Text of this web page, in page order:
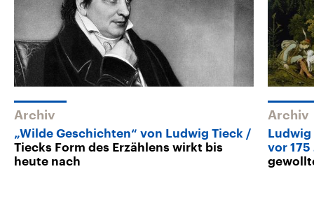
Archiv
„Wilde Geschichten“ von Ludwig Tieck
Tiecks Form des Erzählens wirkt bis
heute nach
Archiv
vor